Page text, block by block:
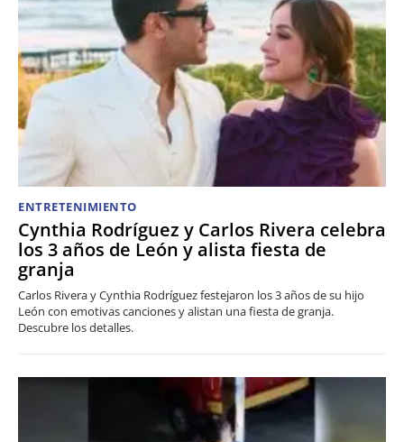
ENTRETENIMIENTO
Cynthia Rodríguez y Carlos Rivera celebra
los 3 años de León y alista fiesta de
granja
Carlos Rivera y Cynthia Rodríguez festejaron los 3 años de su hijo
León con emotivas canciones y alistan una fiesta de granja.
Descubre los detalles.